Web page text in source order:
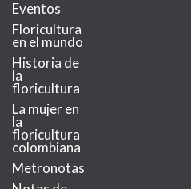
Eventos
Floricultura
en el mundo
Historia de
la
floricultura
La mujer en
la
floricultura
colombiana
Metronotas